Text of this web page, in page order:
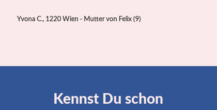
Yvona C., 1220 Wien - Mutter von Felix (9)
Kennst Du schon